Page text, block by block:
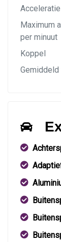
Maximum
per minuut
Koppel